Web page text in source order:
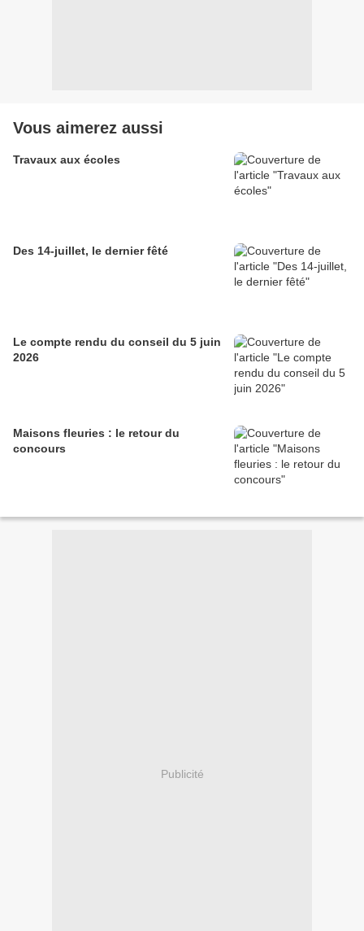
Vous aimerez aussi
Travaux aux écoles
Des 14-juillet, le dernier fêté
Le compte rendu du conseil du 5 juin
2026
Maisons fleuries : le retour du
concours
Publicité